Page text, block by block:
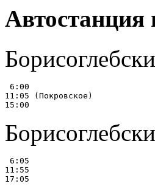
Автостанция
6:00
11:05 (Покровское)
6:05
11:55